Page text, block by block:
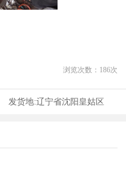
浏览次数： 186次
发货地:辽宁省沈阳皇姑区